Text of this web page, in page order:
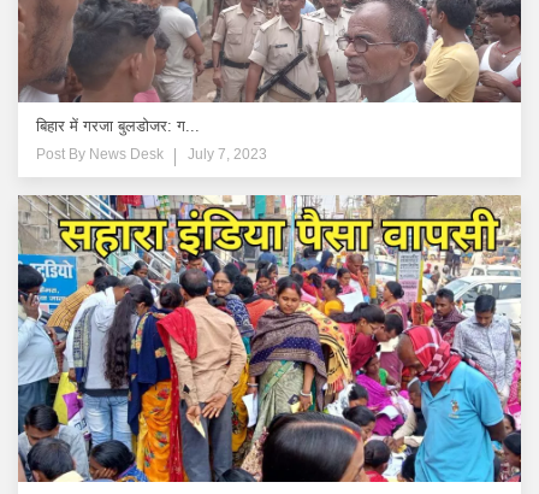
बिहार में गरजा बुलडोजर: ग...
Post By News Desk July 7, 2023